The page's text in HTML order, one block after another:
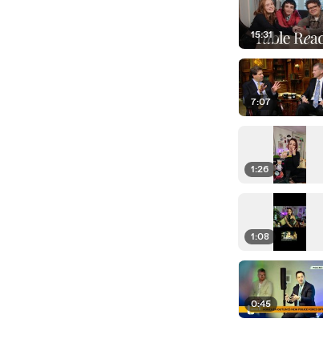
15:31
7:07
1:26
1:08
0:45